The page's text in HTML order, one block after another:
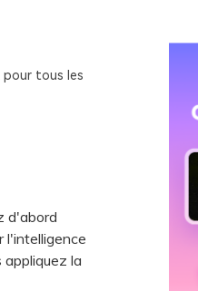
pour tous les
d'abord
l'intelligence
la